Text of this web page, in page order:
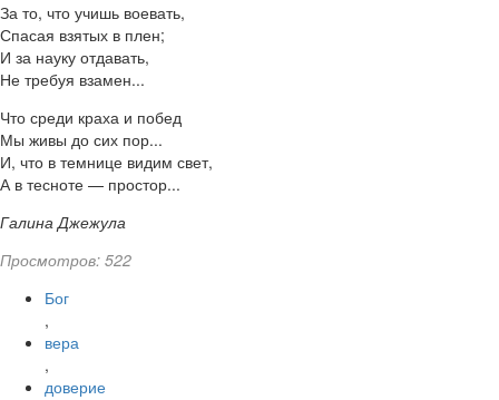
За то, что учишь воевать,
Спасая взятых в плен;
И за науку отдавать,
Не требуя взамен...
Что среди краха и побед
Мы живы до сих пор...
И, что в темнице видим свет,
А в тесноте — простор...
Галина Джежула
Просмотров: 522
Бог
,
вера
,
доверие